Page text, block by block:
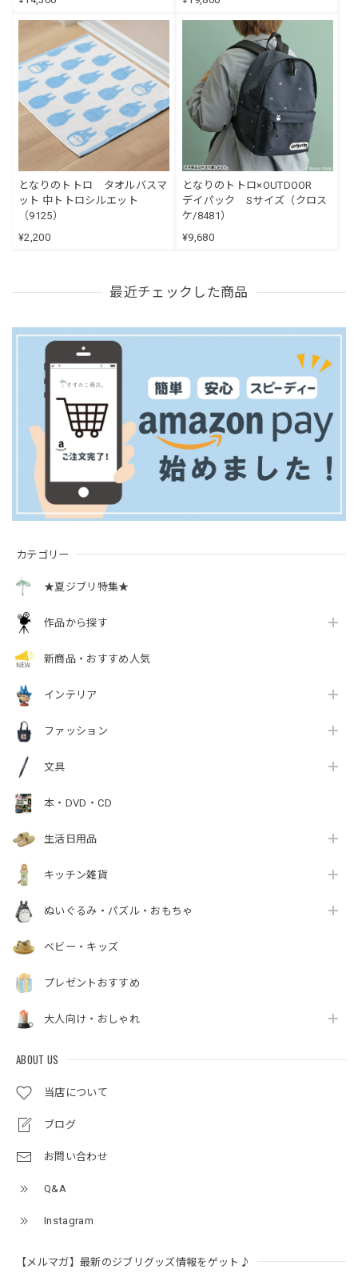
カテゴリー
★夏ジブリ特集★
作品から探す
新商品・おすすめ人気
インテリア
ファッション
文具
本・DVD・CD
生活日用品
キッチン雑貨
ぬいぐるみ・パズル・おもちゃ
ベビー・キッズ
プレゼントおすすめ
大人向け・おしゃれ
ABOUT US
当店について
ブログ
お問い合わせ
Q&A
Instagram
【メルマガ】最新のジブリグッズ情報をゲット♪
となりのトトロ タオルバスマ
ット 中トトロシルエット
（9125）
¥2,200
となりのトトロ×OUTDOOR
デイパック Sサイズ（クロス
ケ/8481）
¥9,680
最近チェックした商品